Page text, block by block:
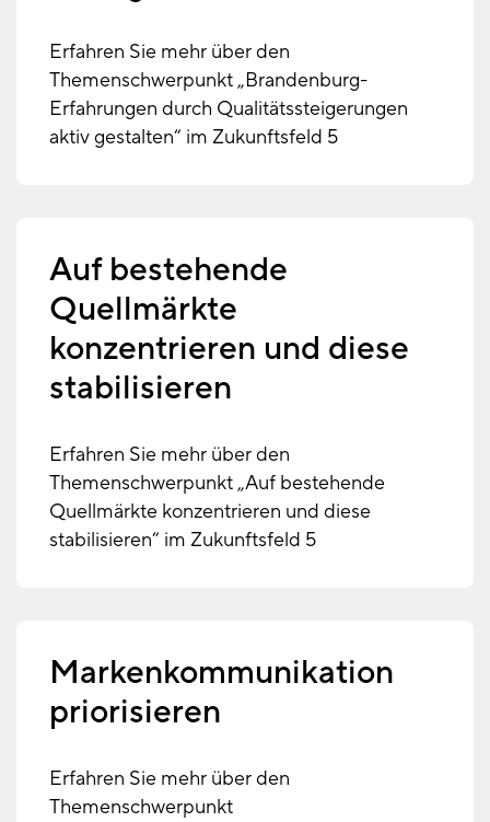
Erfahren Sie mehr über den
Themenschwerpunkt „Brandenburg-
Erfahrungen durch Qualitätssteigerungen
aktiv gestalten“ im Zukunftsfeld 5
Auf bestehende
Quellmärkte
konzentrieren und diese
stabilisieren
Erfahren Sie mehr über den
Themenschwerpunkt „Auf bestehende
Quellmärkte konzentrieren und diese
stabilisieren“ im Zukunftsfeld 5
Markenkommunikation
priorisieren
Erfahren Sie mehr über den
Themenschwerpunkt